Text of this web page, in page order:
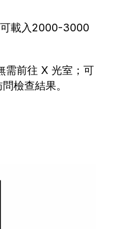
載入2000-3000
需前往 X 光室；可
檢查結果。